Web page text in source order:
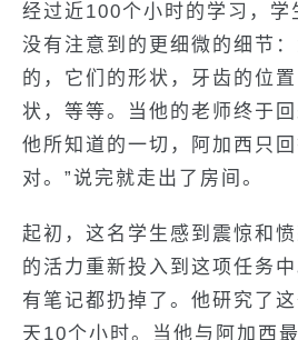
经过近100个小时的学习，学
没有注意到的更细微的细节
的，它们的形状，牙齿的位
状，等等。当他的老师终于
他所知道的一切，阿加西只
对。”说完就走出了房间。
起初，这名学生感到震惊和
的活力重新投入到这项任务
有笔记都扔掉了。他研究了
天10个小时。当他与阿加西